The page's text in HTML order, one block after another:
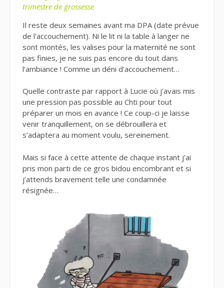
trimestre de grossesse
Il reste deux semaines avant ma DPA (date prévue
de l’accouchement). Ni le lit ni la table à langer ne
sont montés, les valises pour la maternité ne sont
pas finies, je ne suis pas encore du tout dans
l’ambiance ! Comme un déni d’accouchement…
Quelle contraste par rapport à Lucie où j’avais mis
une pression pas possible au Chti pour tout
préparer un mois en avance ! Ce coup-ci je laisse
venir tranquillement, on se débrouillera et
s’adaptera au moment voulu, sereinement.
Mais si face à cette attente de chaque instant j’ai
pris mon parti de ce gros bidou encombrant et si
j’attends bravement telle une condamnée
résignée…